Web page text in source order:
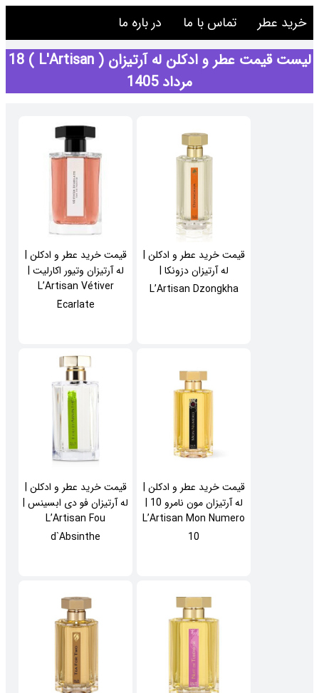
خرید عطر تماس با ما در باره ما
لیست قیمت عطر و ادکلن له آرتیزان ( L'Artisan ) 18
مرداد 1405
قیمت خرید عطر و ادکلن |
له آرتیزان وتیور اکارلیت |
L’Artisan Vétiver
Écarlate
قیمت خرید عطر و ادکلن |
له آرتیزان دزونکا |
L’Artisan Dzongkha
قیمت خرید عطر و ادکلن |
له آرتیزان فو دی ابسینس |
L’Artisan Fou
d`Absinthe
قیمت خرید عطر و ادکلن |
له آرتیزان مون نامرو 10 |
L’Artisan Mon Numero
10